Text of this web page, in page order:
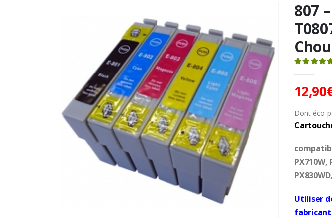
807
12,90
Dont éco-
PX710W,
Utiliser
fabricant